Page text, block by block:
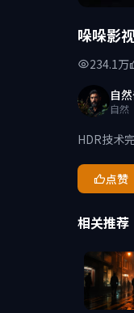
哚哚影
234.1万
自
自然
HDR技术
点赞
相关推荐